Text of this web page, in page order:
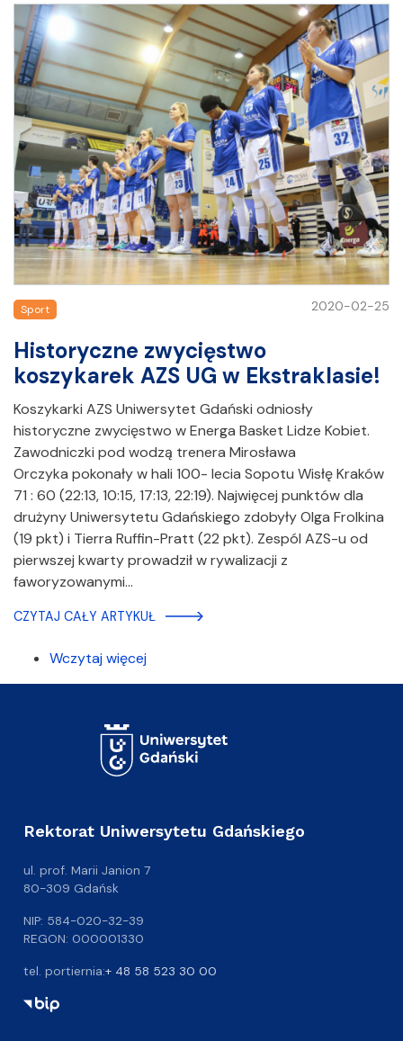
Sport 2020-02-25
Historyczne zwycięstwo
koszykarek AZS UG w Ekstraklasie!
Koszykarki AZS Uniwersytet Gdański odniosły
historyczne zwycięstwo w Energa Basket Lidze Kobiet.
Zawodniczki pod wodzą trenera Mirosława
Orczyka pokonały w hali 100- lecia Sopotu Wisłę Kraków
71 : 60 (22:13, 10:15, 17:13, 22:19). Najwięcej punktów dla
drużyny Uniwersytetu Gdańskiego zdobyły Olga Frolkina
(19 pkt) i Tierra Ruffin-Pratt (22 pkt). Zespól AZS-u od
pierwszej kwarty prowadził w rywalizacji z
faworyzowanymi…
CZYTAJ CAŁY ARTYKUŁ
Wczytaj więcej
Rektorat Uniwersytetu Gdańskiego
ul. prof. Marii Janion 7
80-309 Gdańsk
NIP: 584-020-32-39
REGON: 000001330
tel. portiernia:+ 48 58 523 30 00